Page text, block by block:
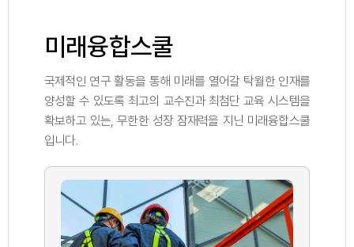
미래융합스쿨
국제적인 연구 활동을 통해 미래를 열어갈 탁월한 인재를
양성할 수 있도록 최고의 교수진과 최첨단 교육 시스템을
확보하고 있는, 무한한 성장 잠재력을 지닌 미래융합스쿨
입니다.